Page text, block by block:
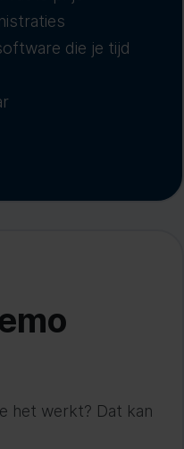
die je tijd
het werkt? Dat kan